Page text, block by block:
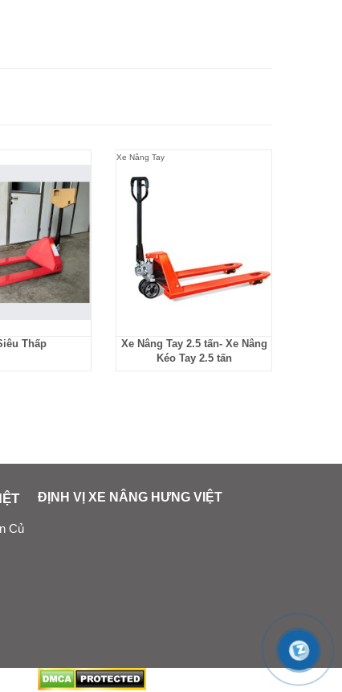
Thấp
Xe Nâng Tay
Xe Nâng Tay 2.5 tấn- Xe Nâng
Kéo Tay 2.5 tấn
Củ
ĐỊNH VỊ XE NÂNG HƯNG VIỆT